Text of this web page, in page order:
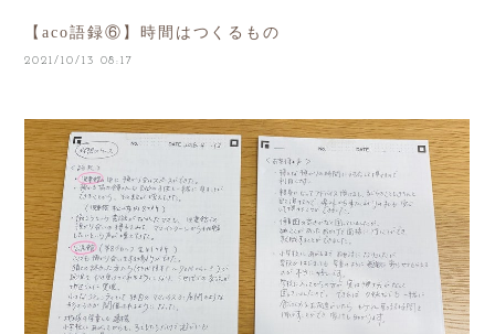
【aco語録⑥】時間はつくるもの
2021/10/13 08:17